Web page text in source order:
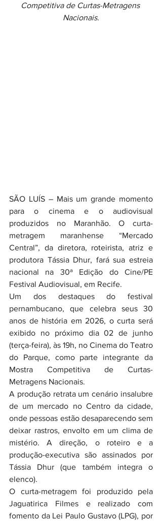
Competitiva de Curtas-Metragens
Nacionais.
SÃO LUÍS – Mais um grande momento
para o cinema e o audiovisual
produzidos no Maranhão. O curta-
metragem maranhense “Mercado
Central”, da diretora, roteirista, atriz e
produtora Tássia Dhur, fará sua estreia
nacional na 30ª Edição do Cine/PE
Festival Audiovisual, em Recife.
Um dos destaques do festival
pernambucano, que celebra seus 30
anos de história em 2026, o curta será
exibido no próximo dia 02 de junho
(terça-feira), às 19h, no Cinema do Teatro
do Parque, como parte integrante da
Mostra Competitiva de Curtas-
Metragens Nacionais.
A produção retrata um cenário insalubre
de um mercado no Centro da cidade,
onde pessoas estão desaparecendo sem
deixar rastros, envolto em um clima de
mistério. A direção, o roteiro e a
produção-executiva são assinados por
Tássia Dhur (que também integra o
elenco).
O curta-metragem foi produzido pela
Jaguatirica Filmes e realizado com
fomento da Lei Paulo Gustavo (LPG), por